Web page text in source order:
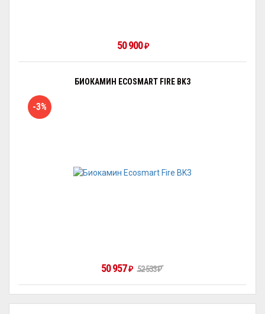
50 900₽
БИОКАМИН ECOSMART FIRE BK3
-3%
50 957₽ 52 533₽